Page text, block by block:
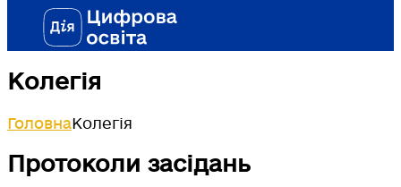
Колегія
ГоловнаКолегія
Протоколи засідань